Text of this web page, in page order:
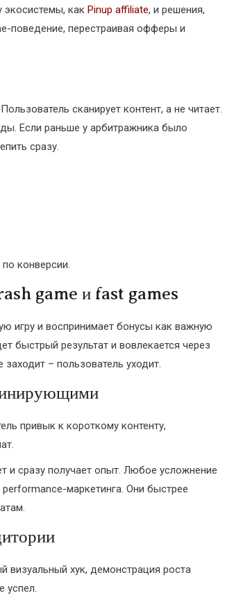
экосистемы, как Pinup affiliate, и решения,
поведение, перестраивая офферы и
сканирует контент, а не читает.
Если раньше у арбитражника было
сразу.
конверсии.
game и fast games
игру и воспринимает бонусы как важную
быстрый результат и вовлекается через
– пользователь уходит.
привык к короткому контенту,
и сразу получает опыт. Любое усложнение
маркетинга. Они быстрее
визуальный хук, демонстрация роста
успел.